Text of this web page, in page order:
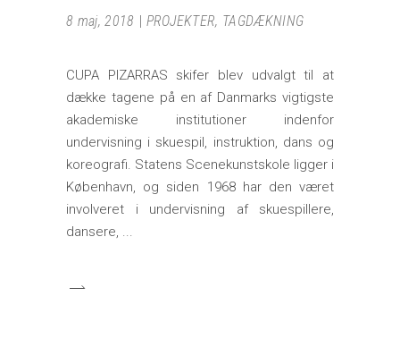
8 maj, 2018 PROJEKTER, TAGDÆKNING
CUPA PIZARRAS skifer blev udvalgt til at
dække tagene på en af Danmarks vigtigste
akademiske institutioner indenfor
undervisning i skuespil, instruktion, dans og
koreografi. Statens Scenekunstskole ligger i
København, og siden 1968 har den været
involveret i undervisning af skuespillere,
dansere,